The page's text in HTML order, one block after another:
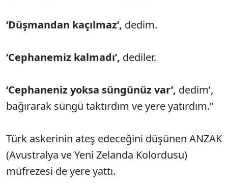
‘Düşmandan kaçılmaz’, dedim.
‘Cephanemiz kalmadı’, dediler.
‘Cephaneniz yoksa süngünüz var’, dedim’,
bağırarak süngü taktırdım ve yere yatırdım.”
Türk askerinin ateş edeceğini düşünen ANZAK
(Avustralya ve Yeni Zelanda Kolordusu)
müfrezesi de yere yattı.